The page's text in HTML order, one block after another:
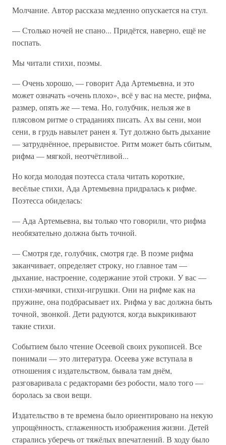
Молчание. Автор рассказа медленно опускается на стул.
— Столько ночей не спано... Придётся, наверно, ещё не
поспать.
Мы читали стихи, поэмы.
— Очень хорошо, — говорит Ада Артемьевна, и это
может означать «очень плохо», всё у вас на месте, рифма,
размер, опять же — тема. Но, голубчик, нельзя же в
плясовом ритме о страданиях писать. Ах вы сени, мои
сени, в грудь навылет ранен я. Тут должно быть дыхание
— затруднённое, прерывистое. Ритм может быть сбитым,
рифма — мягкой, неотчётливой...
Но когда молодая поэтесса стала читать короткие,
весёлые стихи, Ада Артемьевна придралась к рифме.
Поэтесса обиделась:
— Ада Артемьевна, вы только что говорили, что рифма
необязательно должна быть точной.
— Смотря где, голубчик, смотря где. В поэме рифма
заканчивает, определяет строку, но главное там —
дыхание, настроение, содержание этой строки. У вас —
стихи-мячики, стихи-игрушки. Они на рифме как на
пружине, она подбрасывает их. Рифма у вас должна быть
точной, звонкой. Дети радуются, когда выкрикивают
такие стихи.
Событием было чтение Осеевой своих рукописей. Все
понимали — это литература. Осеева уже вступала в
отношения с издательством, бывала там днём,
разговаривала с редакторами без робости, мало того —
боролась за свои вещи.
Издательство в те времена было ориентировано на некую
упрощённость, сглаженность изображения жизни. Детей
старались уберечь от тяжёлых впечатлений. В ходу было